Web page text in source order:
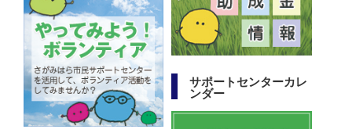
サポートセンターカレ
ンダー